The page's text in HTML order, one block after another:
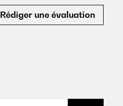
Rédiger une évaluation